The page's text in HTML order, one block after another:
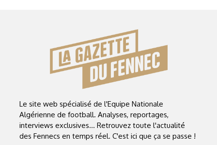
Le site web spécialisé de l'Equipe Nationale
Algérienne de football. Analyses, reportages,
interviews exclusives... Retrouvez toute l'actualité
des Fennecs en temps réel. C'est ici que ça se passe !